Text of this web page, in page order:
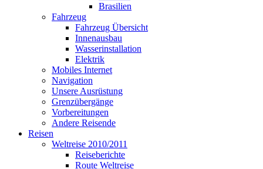
Brasilien
Fahrzeug
Fahrzeug Übersicht
Innenausbau
Wasserinstallation
Elektrik
Mobiles Internet
Navigation
Unsere Ausrüstung
Grenzübergänge
Vorbereitungen
Andere Reisende
Reisen
Weltreise 2010/2011
Reiseberichte
Route Weltreise